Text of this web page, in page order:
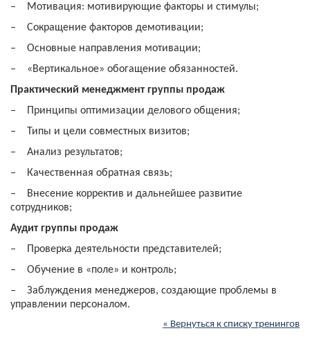
‒
Мотивация: мотивирующие факторы и стимулы;
‒
Сокращение факторов демотивации;
‒
Основные направления мотивации;
‒
«Вертикальное» обогащение обязанностей.
Практический менеджмент группы продаж
‒
Принципы оптимизации делового общения;
‒
Типы и цели совместных визитов;
‒
Анализ результатов;
‒
Качественная обратная связь;
‒
Внесение корректив и дальнейшее развитие
сотрудников;
Аудит группы продаж
‒
Проверка деятельности представителей;
‒
Обучение в «поле» и контроль;
‒
Заблуждения менеджеров, создающие проблемы в
управлении персоналом.
« Вернуться к списку тренингов